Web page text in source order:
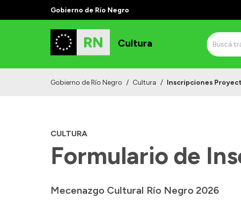
Gobierno de Río Negro
Cultura
Gobierno de Río Negro / Cultura / Inscripciones
CULTURA
Formulario de
Mecenazgo Cultural Río Negro 2026